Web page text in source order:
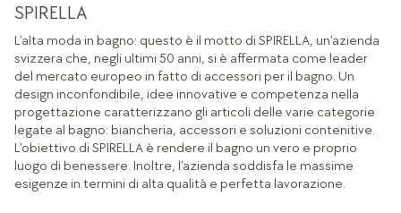
SPIRELLA
L’alta moda in bagno: questo è il motto di SPIRELLA, un’azienda
svizzera che, negli ultimi 50 anni, si è affermata come leader
del mercato europeo in fatto di accessori per il bagno. Un
design inconfondibile, idee innovative e competenza nella
progettazione caratterizzano gli articoli delle varie categorie
legate al bagno: biancheria, accessori e soluzioni contenitive.
L’obiettivo di SPIRELLA è rendere il bagno un vero e proprio
luogo di benessere. Inoltre, l’azienda soddisfa le massime
esigenze in termini di alta qualità e perfetta lavorazione.